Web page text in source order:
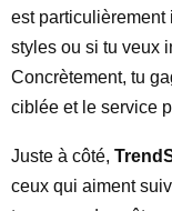
est particulièrement
styles ou si tu veux
Concrètement, tu
ciblée et le service
Juste à côté,
ceux qui aiment